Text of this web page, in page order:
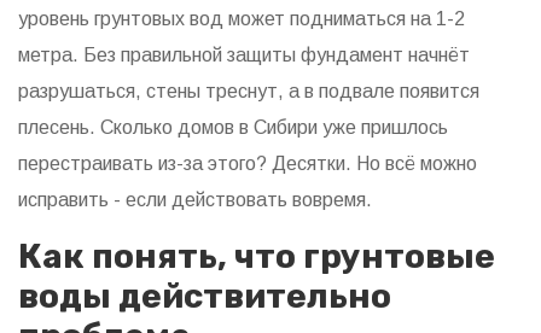
уровень грунтовых вод может подниматься на 1-2
метра. Без правильной защиты фундамент начнёт
разрушаться, стены треснут, а в подвале появится
плесень. Сколько домов в Сибири уже пришлось
перестраивать из-за этого? Десятки. Но всё можно
исправить - если действовать вовремя.
Как понять, что грунтовые
воды действительно